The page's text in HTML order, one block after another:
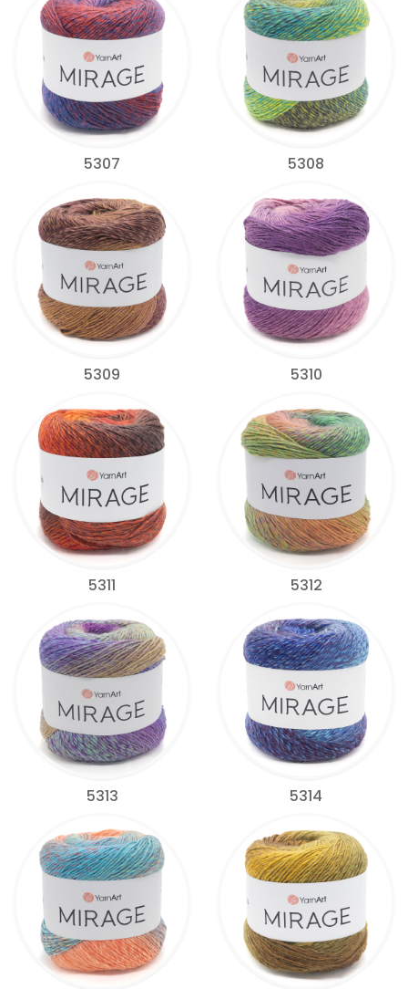
5307 5308
5309 5310
5311 5312
5313 5314